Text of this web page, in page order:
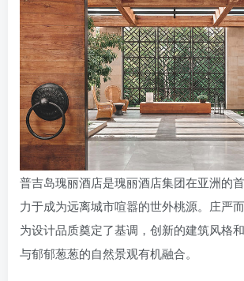
普吉岛瑰丽酒店是瑰丽酒店集团在亚洲的
力于成为远离城市喧嚣的世外桃源。庄严
为设计品质奠定了基调，创新的建筑风格
与郁郁葱葱的自然景观有机融合。